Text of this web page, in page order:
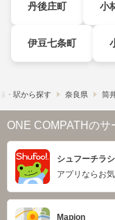
丹後庄町 小
伊豆七条町
・駅から探す 奈良県 筒
ONE COMPATHのサ
シュフーチラ
アプリならお
Mapion